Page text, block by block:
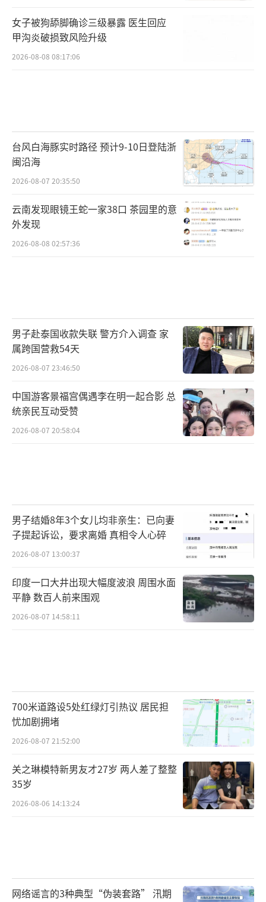
女子被狗舔脚确诊三级暴露 医生回应
甲沟炎破损致风险升级
2026-08-08 08:17:06
台风白海豚实时路径 预计9-10日登陆浙
闽沿海
2026-08-07 20:35:50
云南发现眼镜王蛇一家38口 茶园里的意
外发现
2026-08-08 02:57:36
男子赴泰国收款失联 警方介入调查 家
属跨国营救54天
2026-08-07 23:46:50
中国游客景福宫偶遇李在明一起合影 总
统亲民互动受赞
2026-08-07 20:58:04
男子结婚8年3个女儿均非亲生：已向妻
子提起诉讼，要求离婚 真相令人心碎
2026-08-07 13:00:37
印度一口大井出现大幅度波浪 周围水面
平静 数百人前来围观
2026-08-07 14:58:11
700米道路设5处红绿灯引热议 居民担
忧加剧拥堵
2026-08-07 21:52:00
关之琳模特新男友才27岁 两人差了整整
35岁
2026-08-06 14:13:24
网络谣言的3种典型“伪装套路” 汛期